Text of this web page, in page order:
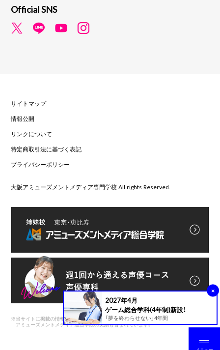
2027年4月
ゲーム総合学科(4年制)新設！
「夢を終わらせない」4年間
×
Official SNS
サイトマップ
情報公開
リンクについて
特定商取引法に基づく表記
プライバシーポリシー
大阪アミューズメントメディア専門学校 All rights Reserved.
※当サイトに掲載の情報は前身である
アミューズメントメディア総合学院の実績も含まれています。